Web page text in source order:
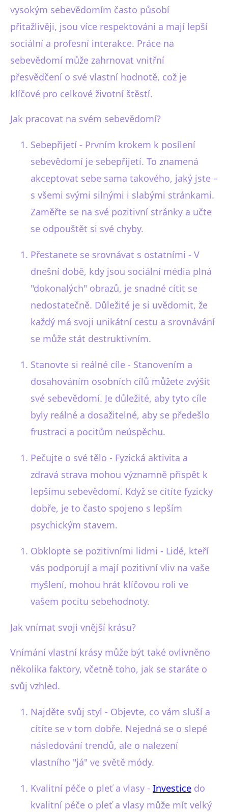
vysokým sebevědomím často působí
přitažlivěji, jsou více respektováni a mají lepší
sociální a profesní interakce. Práce na
sebevědomí může zahrnovat vnitřní
přesvědčení o své vlastní hodnotě, což je
klíčové pro celkové životní štěstí.
Jak pracovat na svém sebevědomí?
Sebepřijetí - Prvním krokem k posílení
sebevědomí je sebepřijetí. To znamená
akceptovat sebe sama takového, jaký jste –
s všemi svými silnými i slabými stránkami.
Zaměřte se na své pozitivní stránky a učte
se odpouštět si své chyby.
Přestanete se srovnávat s ostatními - V
dnešní době, kdy jsou sociální média plná
"dokonalých" obrazů, je snadné cítit se
nedostatečně. Důležité je si uvědomit, že
každý má svoji unikátní cestu a srovnávání
se může stát destruktivním.
Stanovte si reálné cíle - Stanovením a
dosahováním osobních cílů můžete zvýšit
své sebevědomí. Je důležité, aby tyto cíle
byly reálné a dosažitelné, aby se předešlo
frustraci a pocitům neúspěchu.
Pečujte o své tělo - Fyzická aktivita a
zdravá strava mohou významně přispět k
lepšímu sebevědomí. Když se cítíte fyzicky
dobře, je to často spojeno s lepším
psychickým stavem.
Obklopte se pozitivními lidmi - Lidé, kteří
vás podporují a mají pozitivní vliv na vaše
myšlení, mohou hrát klíčovou roli ve
vašem pocitu sebehodnoty.
Jak vnímat svoji vnější krásu?
Vnímání vlastní krásy může být také ovlivněno
několika faktory, včetně toho, jak se staráte o
svůj vzhled.
Najděte svůj styl - Objevte, co vám sluší a
cítíte se v tom dobře. Nejedná se o slepé
následování trendů, ale o nalezení
vlastního "já" ve světě módy.
Kvalitní péče o pleť a vlasy - Investice do
kvalitní péče o pleť a vlasy může mít velký